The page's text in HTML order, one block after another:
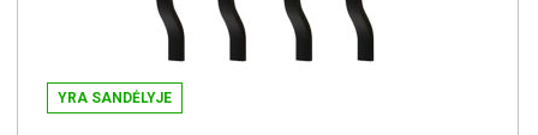
YRA SANDĖLYJE